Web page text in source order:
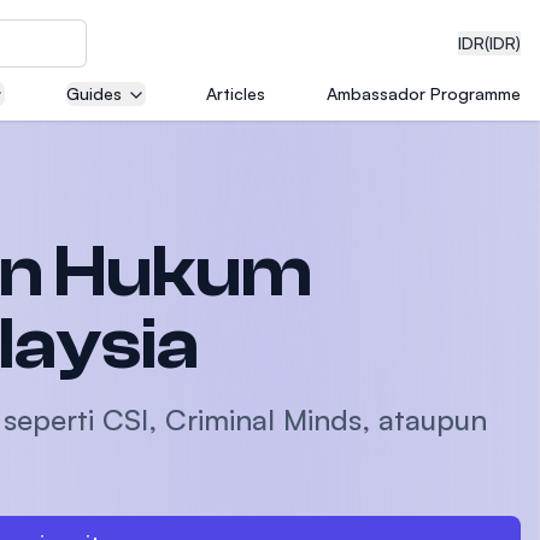
IDR(IDR)
with
Guides Articles Ambassador Programme
Hukum
CSI, Criminal Minds, ataupun